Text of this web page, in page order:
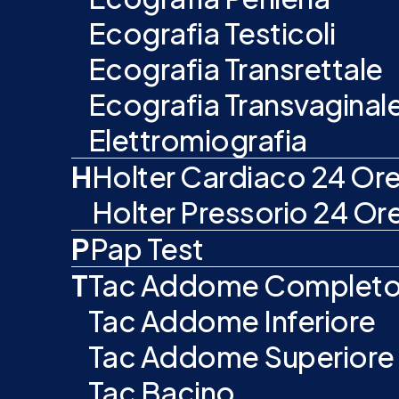
Ecografia Testicoli
Ecografia Transrettale
Ecografia
Elettromiografia
HHolter Cardiaco 24
Holter Pressorio 24
PPap Test
TTac Addome
Tac Addome Inferiore
Tac Addome Superiore
Tac Bacino